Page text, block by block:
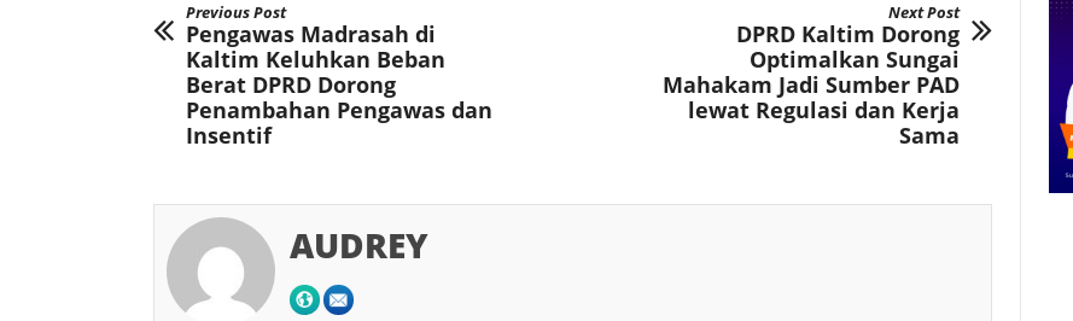
Previous Post
Pengawas Madrasah di
Kaltim Keluhkan Beban
Berat DPRD Dorong
Penambahan Pengawas dan
Insentif
Next Post
DPRD Kaltim Dorong
Optimalkan Sungai
Mahakam Jadi Sumber PAD
lewat Regulasi dan Kerja
Sama
AUDREY